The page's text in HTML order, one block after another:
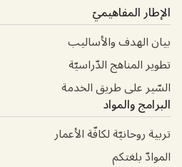
الإطار المفاهيميّ
بيان الهدف والأساليب
تطوير المناهج الدّراسيّة
السّير على طريق الخدمة
البرامج والمواد
تربية روحانيّة لكافّة الأعمار
الموادّ بلغتكم